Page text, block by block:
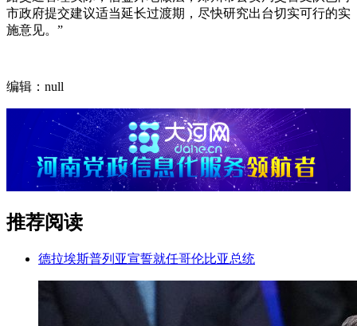
市政府提交建议适当延长过渡期，尽快研究出台切实可行的实
施意见。”
编辑：null
推荐阅读
德拉埃斯普列亚宣誓就任哥伦比亚总统